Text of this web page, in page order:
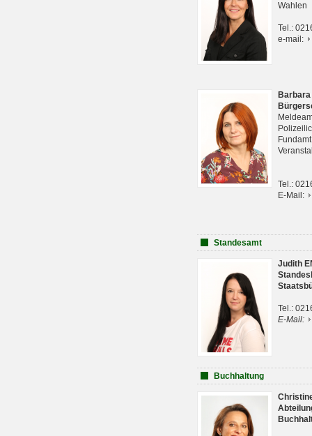
Wahlen
Tel.:
e-mail:
Tel.:
E-Mail:
Standesamt
Judith
Tel.:
E-Mail:
Buchhaltung